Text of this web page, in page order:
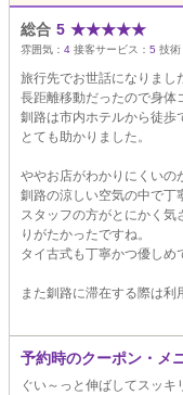
総合 5 ★★★★★
雰囲気： 4 接客サービス： 5 技術
旅行先でお世話になりまし
長距離移動だったので身体
釧路は市内ホテルから徒歩
とても助かりました。
ややお店がわかりにくいの
釧路の涼しい空気の中で丁
スタッフの方がとにかく気
りがたかったですね。
タイ古式も丁寧かつ優しめ
また釧路に滞在する際は利
予約時のクーポン・メ
ぐい～っと伸ばしてスッ